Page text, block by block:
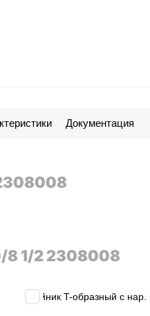
Документация
8 1/2 2308008
тройник T-образный с нар.